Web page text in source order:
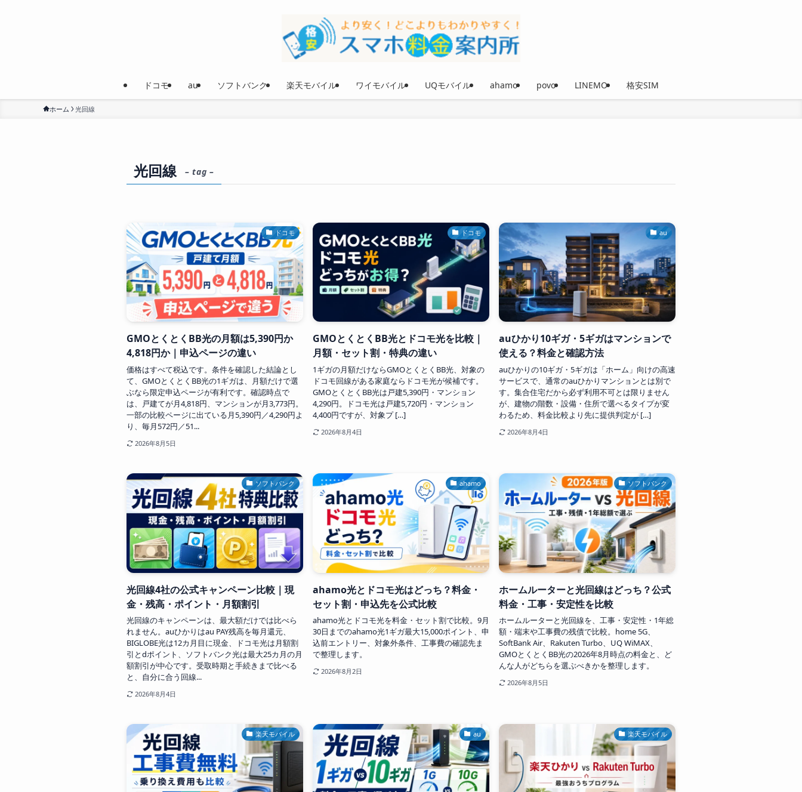
ドコモ au ソフトバンク 楽天モバイル ワイモバイル UQモバイル ahamo povo LINEMO 格安SIM
ホーム 光回線
光回線 – tag –
ドコモ
GMOとくとくBB光の月額は5,390円か
4,818円か｜申込ページの違い
価格はすべて税込です。条件を確認した結論とし
て、GMOとくとくBB光の1ギガは、月額だけで選
ぶなら限定申込ページが有利です。確認時点で
は、戸建てが月4,818円、マンションが月3,773円。
一部の比較ページに出ている月5,390円／4,290円よ
り、毎月572円／51...
2026年8月5日
ドコモ
GMOとくとくBB光とドコモ光を比較｜
月額・セット割・特典の違い
1ギガの月額だけならGMOとくとくBB光、対象の
ドコモ回線がある家庭ならドコモ光が候補です。
GMOとくとくBB光は戸建5,390円・マンション
4,290円。ドコモ光は戸建5,720円・マンション
4,400円ですが、対象プ […]
2026年8月4日
au
auひかり10ギガ・5ギガはマンションで
使える？料金と確認方法
auひかりの10ギガ・5ギガは「ホーム」向けの高速
サービスで、通常のauひかりマンションとは別で
す。集合住宅だから必ず利用不可とは限りません
が、建物の階数・設備・住所で選べるタイプが変
わるため、料金比較より先に提供判定が […]
2026年8月4日
ソフトバンク
光回線4社の公式キャンペーン比較｜現
金・残高・ポイント・月額割引
光回線のキャンペーンは、最大額だけでは比べら
れません。auひかりはau PAY残高を毎月還元、
BIGLOBE光は12カ月目に現金、ドコモ光は月額割
引とdポイント、ソフトバンク光は最大25カ月の月
額割引が中心です。受取時期と手続きまで比べる
と、自分に合う回線...
2026年8月4日
ahamo
ahamo光とドコモ光はどっち？料金・
セット割・申込先を公式比較
ahamo光とドコモ光を料金・セット割で比較。9月
30日までのahamo光1ギガ最大15,000ポイント、申
込前エントリー、対象外条件、工事費の確認先ま
で整理します。
2026年8月2日
ソフトバンク
ホームルーターと光回線はどっち？公式
料金・工事・安定性を比較
ホームルーターと光回線を、工事・安定性・1年総
額・端末や工事費の残債で比較。home 5G、
SoftBank Air、Rakuten Turbo、UQ WiMAX、
GMOとくとくBB光の2026年8月時点の料金と、ど
んな人がどちらを選ぶべきかを整理します。
2026年8月5日
楽天モバイル au 楽天モバイル